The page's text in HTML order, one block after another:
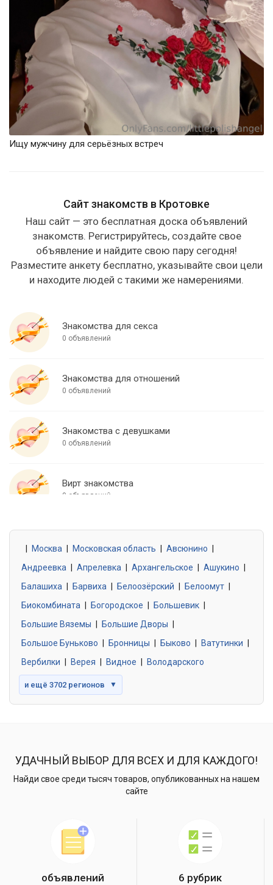
Ищу мужчину для серьёзных встреч
Сайт знакомств в Кротовке
Наш сайт — это бесплатная доска объявлений
знакомств. Регистрируйтесь, создайте свое
объявление и найдите свою пару сегодня!
Разместите анкету бесплатно, указывайте свои цели
и находите людей с такими же намерениями.
Знакомства для секса
0 объявлений
Знакомства для отношений
0 объявлений
Знакомства с девушками
0 объявлений
Вирт знакомства
0 объявлений
0 объявлений
Знакомства без обязательств
0 объявлений
Москва Московская область Авсюнино
Андреевка
Апрелевка Архангельское Ашукино
Балашиха
Барвиха Белоозёрский Белоомут
Биокомбината
Богородское Большевик
Большие Вяземы
Большие Дворы
Большое Буньково
Бронницы Быково Ватутинки
Вербилки
Верея Видное Володарского
и ещё 3702 регионов ▼
УДАЧНЫЙ ВЫБОР ДЛЯ ВСЕХ И ДЛЯ КАЖДОГО!
Найди свое среди тысяч товаров, опубликованных на нашем
сайте
объявлений 6 рубрик